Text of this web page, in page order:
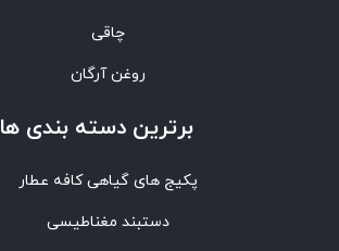
چاقی
روغن آرگان
برترین‌ دسته بندی ها
پکیج های گیاهی کافه عطار
دستبند مغناطیسی